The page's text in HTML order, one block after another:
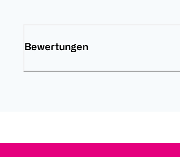
Bewertungen